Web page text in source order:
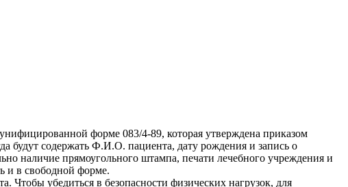
форме 083/4-89, которая утверждена приказом
будут содержать Ф.И.О. пациента, дату рождения и запись о
наличие прямоугольного штампа, печати лечебного учреждения и
и в свободной форме.
Чтобы убедиться в безопасности физических нагрузок, для